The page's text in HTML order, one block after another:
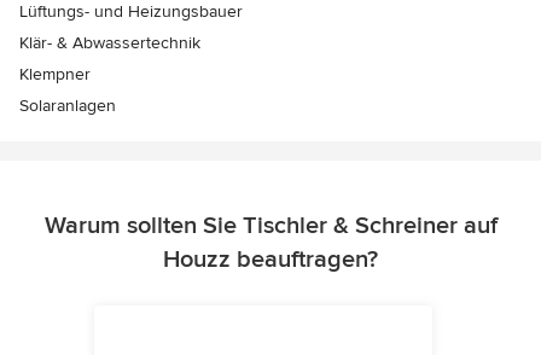
Lüftungs- und Heizungsbauer
Klär- & Abwassertechnik
Klempner
Solaranlagen
Warum sollten Sie Tischler & Schreiner auf
Houzz beauftragen?